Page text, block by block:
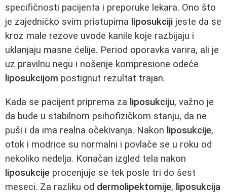
specifičnosti pacijenta i preporuke lekara. Ono što
je zajedničko svim pristupima liposukciji jeste da se
kroz male rezove uvode kanile koje razbijaju i
uklanjaju masne ćelije. Period oporavka varira, ali je
uz pravilnu negu i nošenje kompresione odeće
liposukcijom postignut rezultat trajan.
Kada se pacijent priprema za liposukciju, važno je
da bude u stabilnom psihofizičkom stanju, da ne
puši i da ima realna očekivanja. Nakon liposukcije,
otok i modrice su normalni i povlače se u roku od
nekoliko nedelja. Konačan izgled tela nakon
liposukcije procenjuje se tek posle tri do šest
meseci. Za razliku od dermolipektomije, liposukcija